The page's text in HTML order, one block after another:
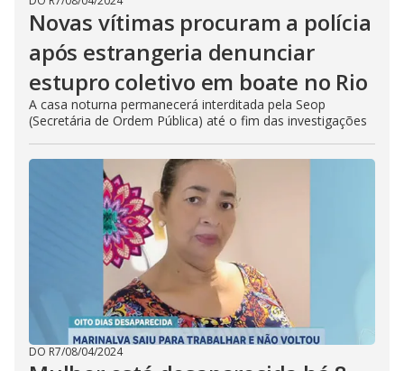
Novas vítimas procuram a polícia
após estrangeria denunciar
estupro coletivo em boate no Rio
A casa noturna permanecerá interditada pela Seop
(Secretária de Ordem Pública) até o fim das investigações
DO R7/08/04/2024